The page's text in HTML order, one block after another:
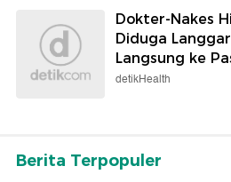
Dokter-Nakes
Diduga
Langsung ke
detikHealth
Berita Terpopuler